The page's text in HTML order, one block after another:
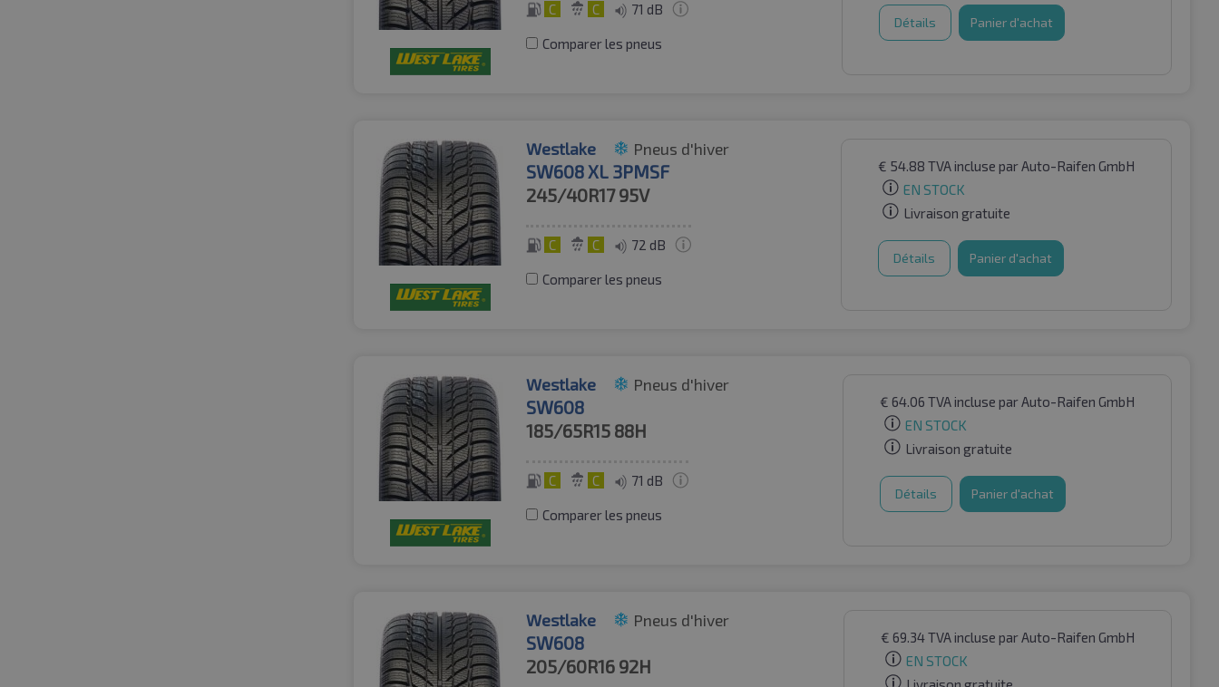
C C 71 dB
Comparer les pneus
Détails Panier d'achat
Westlake Pneus d'hiver
SW608 XL 3PMSF
245/40R1795V
C C 72 dB
Comparer les pneus
€ 54.88 TVA incluse par Auto-Raifen GmbH
EN STOCK
Livraison gratuite
Détails Panier d'achat
Westlake Pneus d'hiver
SW608
185/65R15 88H
C C 71 dB
Comparer les pneus
€ 64.06 TVA incluse par Auto-Raifen GmbH
EN STOCK
Livraison gratuite
Détails Panier d'achat
Westlake Pneus d'hiver
SW608
205/60R16 92H
€ 69.34TVA incluse par Auto-Raifen GmbH
EN STOCK